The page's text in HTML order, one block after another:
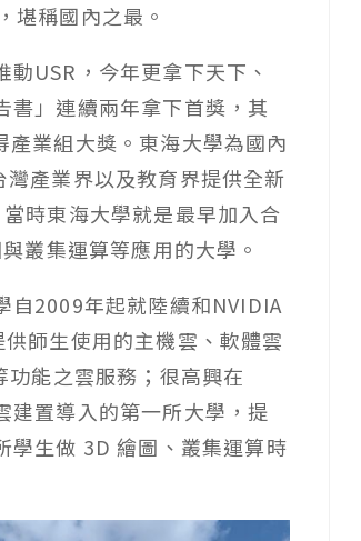
堪稱國內之最。
USR，今年更拿下天下、
書」連續兩年拿下首獎，其
業組大獎。東海大學為國內
產業界以及教育界提供全新
時東海大學就是最早加入合
叢集運算等應用的大學。
自2009年起就陸續和NVIDIA
師生使用的主機雲、軟體雲
能之雲服務；很高興在
建置導入的第一所大學，提
學生做 3D 繪圖、叢集運算時